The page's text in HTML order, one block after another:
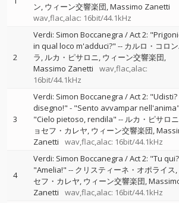
ン ウィーン交響楽団 Massimo Zanetti
wav,flac,alac: 16bit/44.1kHz
2
Verdi: Simon Boccanegra / Act 2:
in qual loco m'adduci?" -- カルロ・コロ
ラ ルカ・ピサロニ ウィーン交響楽団
Massimo Zanetti
wav,flac,alac:
16bit/44.1kHz
3
Verdi: Simon Boccanegra / Act 2: "Udisti?
disegno!" - "Sento avvampar
"Cielo pietoso, rendila" -- ルカ・ピサロニ
ョセフ・カレヤ ウィーン交響楽団
Zanetti
wav,flac,alac: 16bit/44.1kHz
4
Verdi: Simon Boccanegra / Act 2: "Tu
"Amelia!" -- クリスティーネ・オポライス
セフ・カレヤ ウィーン交響楽団
Zanetti
wav,flac,alac: 16bit/44.1kHz